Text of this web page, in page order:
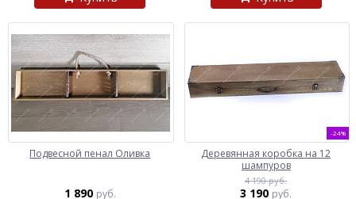
Подвесной пенал Оливка
1 890 руб.
-24%
Деревянная коробка на 12
шампуров
4 190 руб.
3 190 руб.